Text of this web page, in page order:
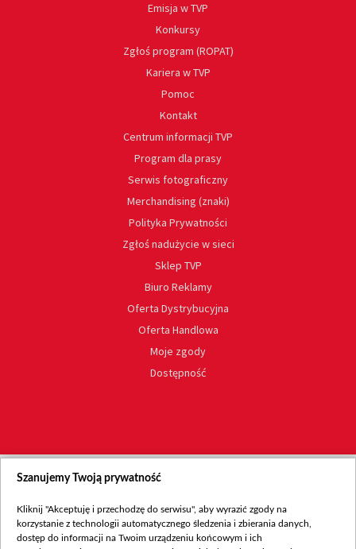
Emisja w TVP
Konkursy
Zgłoś program (ROPAT)
Kariera w TVP
Pomoc
Kontakt
Centrum informacji TVP
Program dla prasy
Serwis fotograficzny
Merchandising (znaki)
Polityka Prywatności
Zgłoś nadużycie w sieci
Sklep TVP
Biuro Reklamy
Oferta Dystrybucyjna
Oferta Handlowa
Moje zgody
Dostępność
Szanujemy Twoją prywatność
Kliknij "Akceptuję i przechodzę do serwisu", aby wyrazić zgody na
korzystanie z technologii automatycznego śledzenia i zbierania danych,
dostęp do informacji na Twoim urządzeniu końcowym i ich